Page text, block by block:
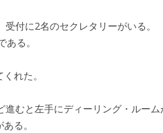
付に2名のセクレタリーがいる。
る。
れた。
むと左手にディーリング・ルーム
る。